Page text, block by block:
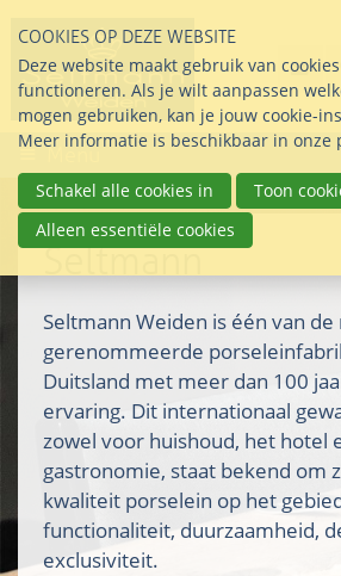
links
over
Direct
naar
inhoud
Direct
naar
het
Stel
Menu
Seltmann
Seltmann Weiden is één van
gerenommeerde
Duitsland met meer dan 100
ervaring. Dit internationaal
zowel voor huishoud, het hotel
gastronomie, staat bekend om
kwaliteit porselein op het
functionaliteit, duurzaamheid,
exclusiviteit.
COOKIES OP DEZE WEBSITE
Deze website maakt gebruik van
functioneren. Als je wilt aanpassen
mogen gebruiken, kan je jouw cookie-
Meer informatie is beschikbaar in onze
Schakel alle cookies in
Toon
Alleen essentiële cookies